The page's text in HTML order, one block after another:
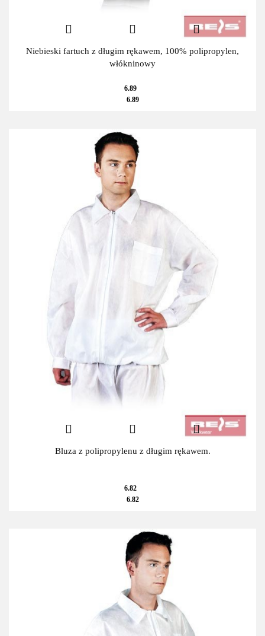
Niebieski fartuch z długim rękawem, 100% polipropylen,
włókninowy
6.89
6.89
Bluza z polipropylenu z długim rękawem.
6.82
6.82